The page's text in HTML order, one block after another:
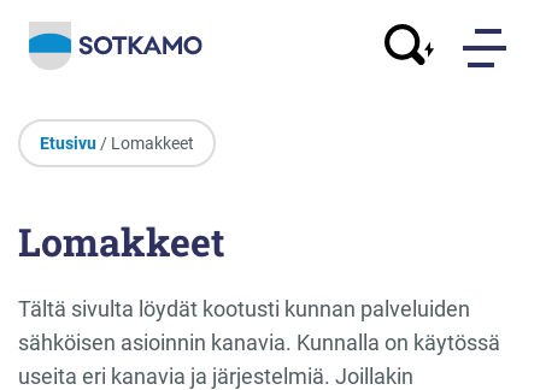
Etusivu / Lomakkeet
Lomakkeet
Tältä sivulta löydät kootusti kunnan palveluiden
sähköisen asioinnin kanavia. Kunnalla on käytössä
useita eri kanavia ja järjestelmiä. Joillakin